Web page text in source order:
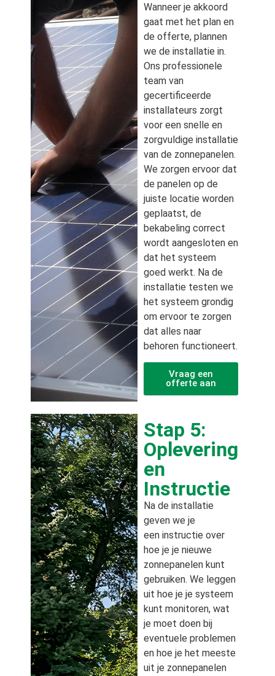
Wanneer je akkoord
gaat met het plan en
de offerte, plannen
we de installatie in.
Ons professionele
team van
gecertificeerde
installateurs zorgt
voor een snelle en
zorgvuldige installatie
van de zonnepanelen.
We zorgen ervoor dat
de panelen op de
juiste locatie worden
geplaatst, de
bekabeling correct
wordt aangesloten en
dat het systeem
goed werkt. Na de
installatie testen we
het systeem grondig
om ervoor te zorgen
dat alles naar
behoren functioneert.
Vraag een
offerte aan
Stap 5:
Oplevering
en
Instructie
Na de installatie
geven we je
een instructie over
hoe je je nieuwe
zonnepanelen kunt
gebruiken. We leggen
uit hoe je je systeem
kunt monitoren, wat
je moet doen bij
eventuele problemen
en hoe je het meeste
uit je zonnepanelen